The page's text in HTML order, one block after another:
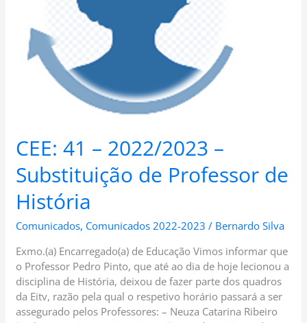
CEE: 41 – 2022/2023 –
Substituição de Professor de
História
Comunicados, Comunicados 2022-2023 / Bernardo Silva
Exmo.(a) Encarregado(a) de Educação Vimos informar que
o Professor Pedro Pinto, que até ao dia de hoje lecionou a
disciplina de História, deixou de fazer parte dos quadros
da Eitv, razão pela qual o respetivo horário passará a ser
assegurado pelos Professores: – Neuza Catarina Ribeiro
História